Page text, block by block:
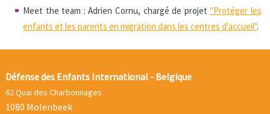
Meet the team : Adrien Cornu, chargé de projet"Protéger les
enfants et les parents en migration dans les centres d'accueil".
Défense des Enfants International - Belgique
62 Quai des Charbonnages
1080 Molenbeek